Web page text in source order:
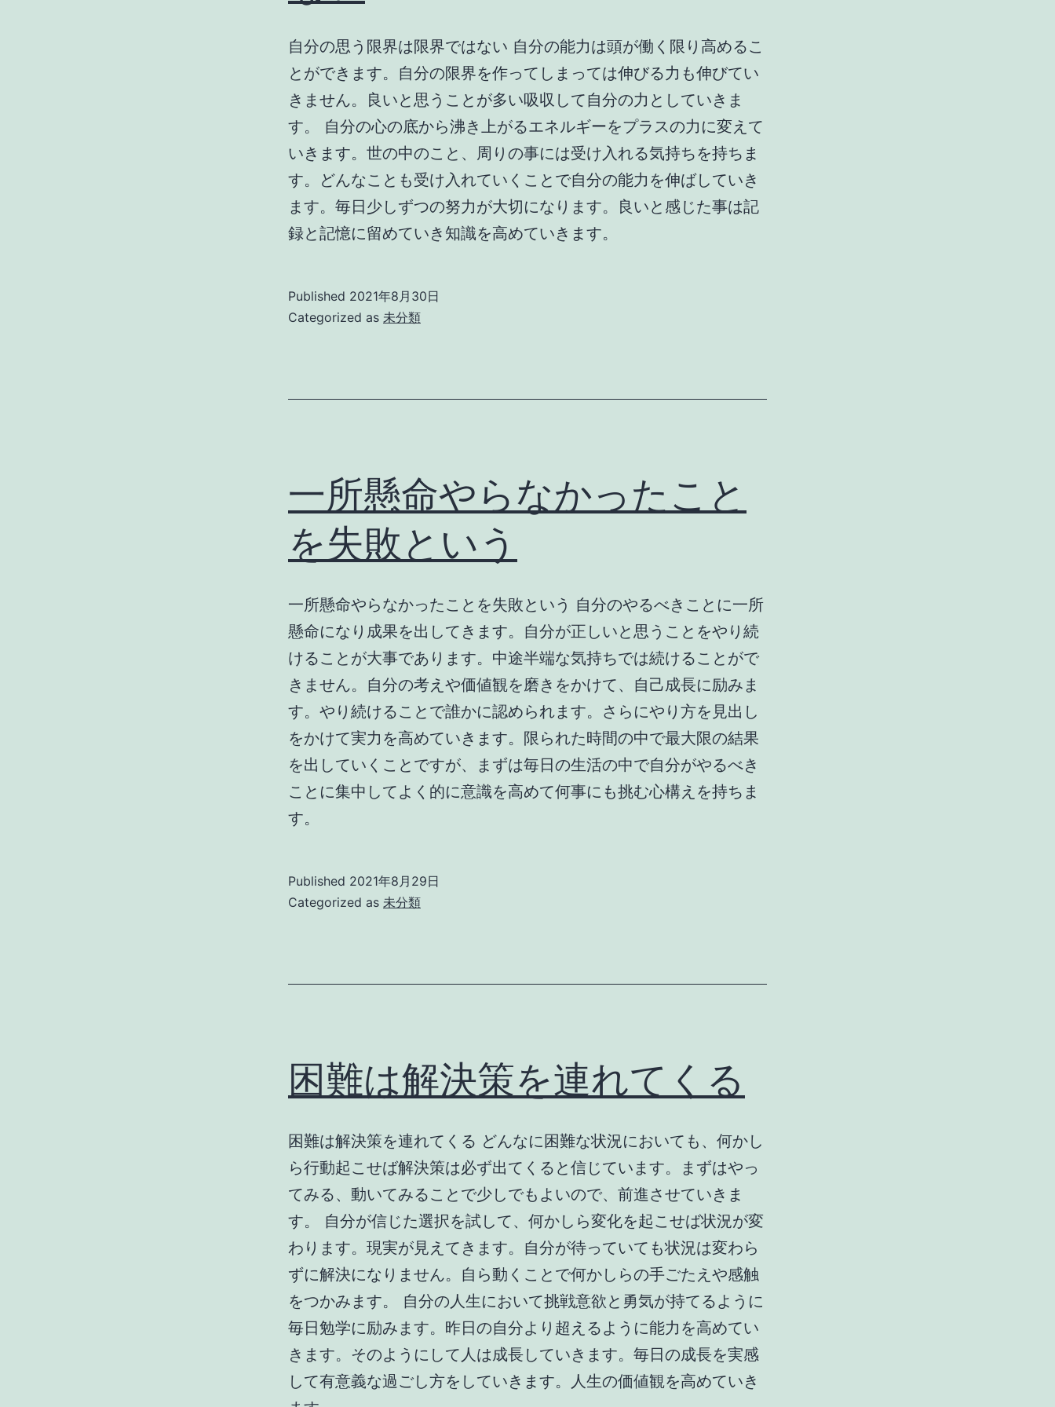
自分の思う限界は限界ではない 自分の能力は頭が働く限り高めるこ
とができます。自分の限界を作ってしまっては伸びる力も伸びてい
きません。良いと思うことが多い吸収して自分の力としていきま
す。 自分の心の底から沸き上がるエネルギーをプラスの力に変えて
いきます。世の中のこと、周りの事には受け入れる気持ちを持ちま
す。どんなことも受け入れていくことで自分の能力を伸ばしていき
ます。毎日少しずつの努力が大切になります。良いと感じた事は記
録と記憶に留めていき知識を高めていきます。
Published 2021年8月30日
Categorized as 未分類
一所懸命やらなかったこと
を失敗という
一所懸命やらなかったことを失敗という 自分のやるべきことに一所
懸命になり成果を出してきます。自分が正しいと思うことをやり続
けることが大事であります。中途半端な気持ちでは続けることがで
きません。自分の考えや価値観を磨きをかけて、自己成長に励みま
す。やり続けることで誰かに認められます。さらにやり方を見出し
をかけて実力を高めていきます。限られた時間の中で最大限の結果
を出していくことですが、まずは毎日の生活の中で自分がやるべき
ことに集中してよく的に意識を高めて何事にも挑む心構えを持ちま
す。
Published 2021年8月29日
Categorized as 未分類
困難は解決策を連れてくる
困難は解決策を連れてくる どんなに困難な状況においても、何かし
ら行動起こせば解決策は必ず出てくると信じています。まずはやっ
てみる、動いてみることで少しでもよいので、前進させていきま
す。 自分が信じた選択を試して、何かしら変化を起こせば状況が変
わります。現実が見えてきます。自分が待っていても状況は変わら
ずに解決になりません。自ら動くことで何かしらの手ごたえや感触
をつかみます。 自分の人生において挑戦意欲と勇気が持てるように
毎日勉学に励みます。昨日の自分より超えるように能力を高めてい
きます。そのようにして人は成長していきます。毎日の成長を実感
して有意義な過ごし方をしていきます。人生の価値観を高めていき